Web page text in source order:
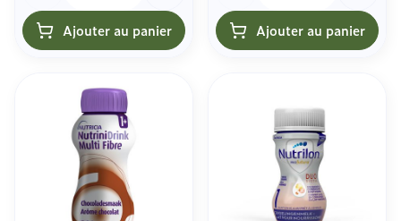
Ajouter au panier Ajouter au panier